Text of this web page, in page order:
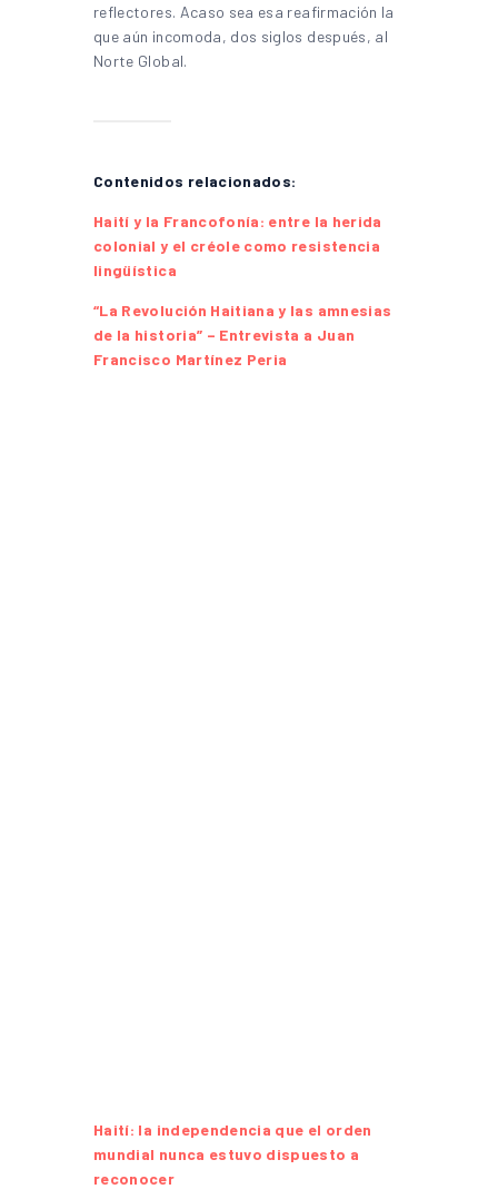
reflectores. Acaso sea esa reafirmación la
que aún incomoda, dos siglos después, al
Norte Global.
Contenidos relacionados:
Haití y la Francofonía: entre la herida
colonial y el créole como resistencia
lingüística
“La Revolución Haitiana y las amnesias
de la historia” – Entrevista a Juan
Francisco Martínez Peria
Haití: la independencia que el orden
mundial nunca estuvo dispuesto a
reconocer